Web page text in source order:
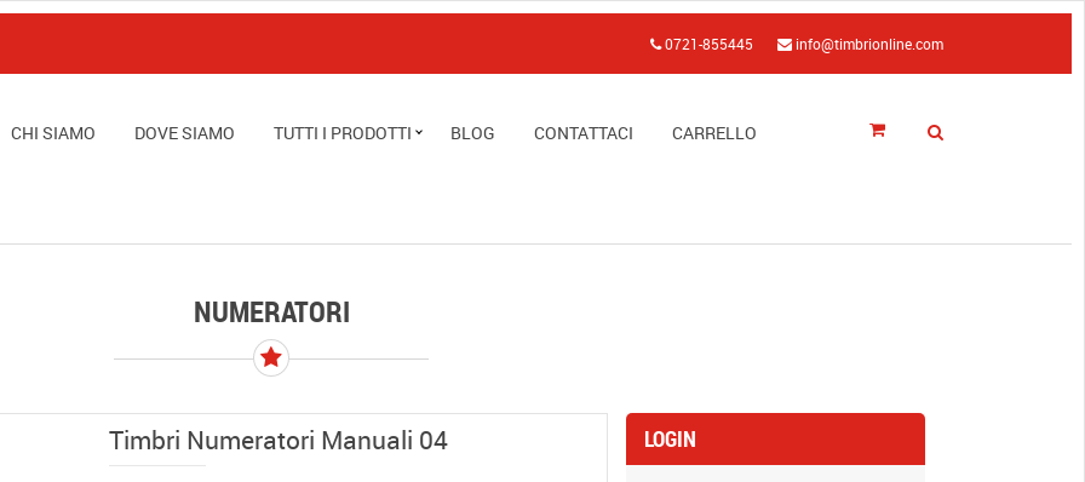
info@timbrionline.com
0721-855445
CHI SIAMO DOVE SIAMO TUTTI I PRODOTTI BLOG CONTATTACI CARRELLO
NUMERATORI
Timbri Numeratori Manuali 04 LOGIN